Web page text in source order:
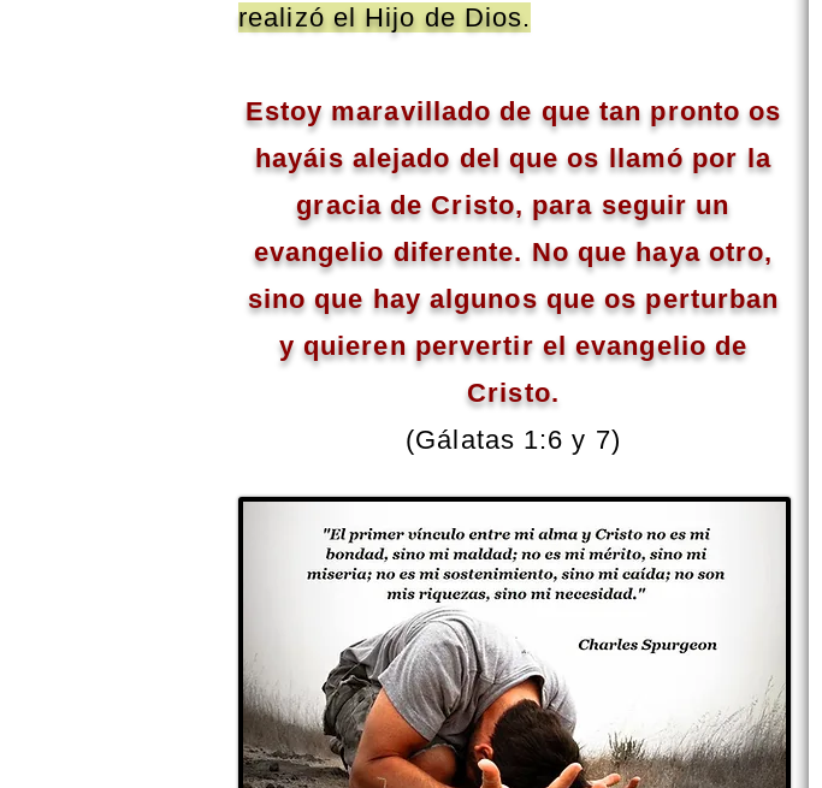
realizó el Hijo de Dios.
Estoy maravillado de que tan pronto os
hayáis alejado del que os llamó por la
gracia de Cristo, para seguir un
evangelio diferente. No que haya otro,
sino que hay algunos que os perturban
y quieren pervertir el evangelio de
Cristo.
(Gálatas 1:6 y 7)